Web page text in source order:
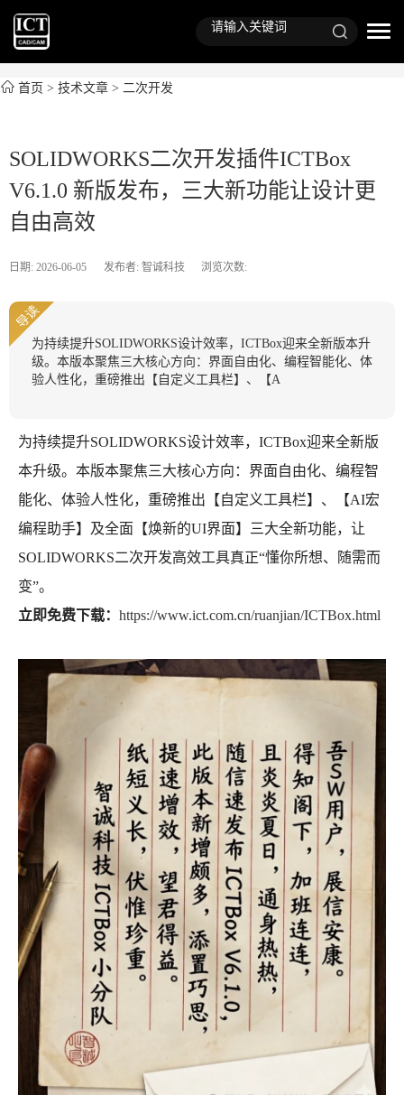
首页 > 技术文章 > 二次开发
SOLIDWORKS二次开发插件ICTBox
V6.1.0 新版发布，三大新功能让设计更
自由高效
日期: 2026-06-05 发布者: 智诚科技 浏览次数:
导读
为持续提升SOLIDWORKS设计效率，ICTBox迎来全新版本升
级。本版本聚焦三大核心方向：界面自由化、编程智能化、体
验人性化，重磅推出【自定义工具栏】、【A
为持续提升SOLIDWORKS设计效率，ICTBox迎来全新版
本升级。本版本聚焦三大核心方向：界面自由化、编程智
能化、体验人性化，重磅推出【自定义工具栏】、【AI宏
编程助手】及全面【焕新的UI界面】三大全新功能，让
SOLIDWORKS二次开发高效工具真正“懂你所想、随需而
变”。
立即免费下载： https://www.ict.com.cn/ruanjian/ICTBox.html